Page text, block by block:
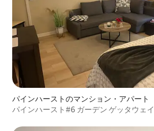
パインハーストのマンション・アパート
パインハースト#6 ガーデン ゲッタウェイ